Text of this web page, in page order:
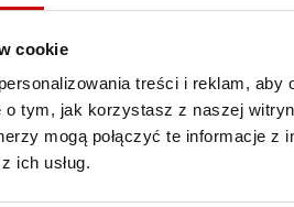
cookie
treści i reklam, aby
tym, jak korzystasz z naszej
mogą połączyć te informacje z
ich usług.